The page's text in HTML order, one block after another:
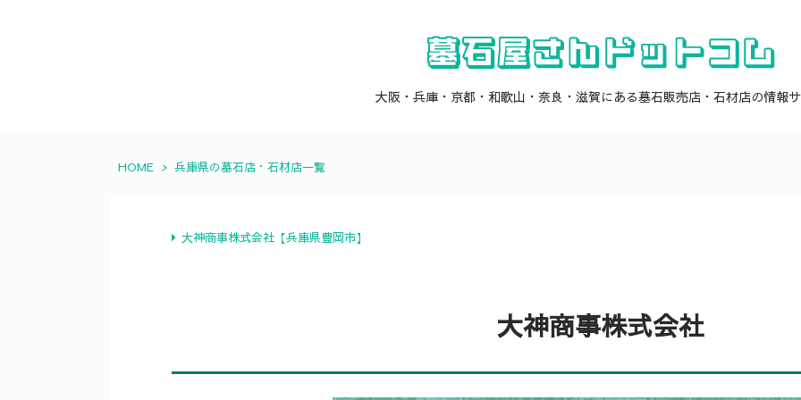
大阪・兵庫・京都・和歌山・奈良・滋賀にある墓石販売店・石材店の情報
HOME > 兵庫県の墓石店・石材店一覧
大神商事株式会社【兵庫県豊岡市】
大神商事株式会社